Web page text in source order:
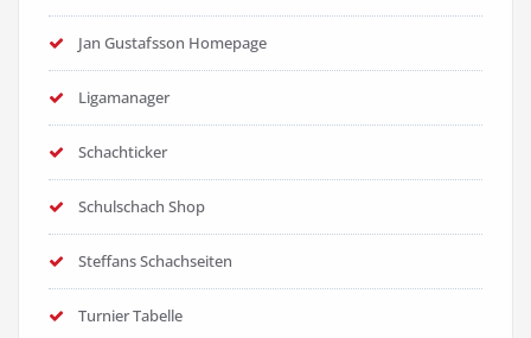
Jan Gustafsson Homepage
Ligamanager
Schachticker
Schulschach Shop
Steffans Schachseiten
Turnier Tabelle